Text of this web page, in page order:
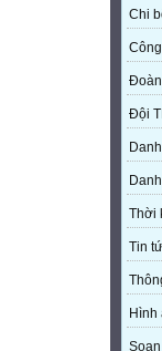
Chi
Đoàn
Đội
Thời
Tin
Hình